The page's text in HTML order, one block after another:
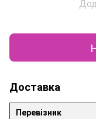
Доставка
Перевізник